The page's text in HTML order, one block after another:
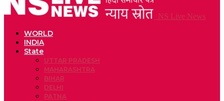
NS Live News
WORLD
INDIA
State
UTTAR PRADESH
MAHARASHTRA
BIHAR
DELHI
PATNA